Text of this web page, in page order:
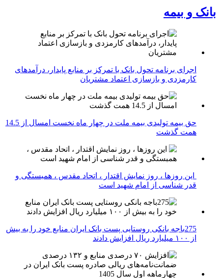
بانک و بیمه
اجرای برنامه تحول بانک با تمرکز بر منابع پایدار، درآمدهای
کارمزدی و بازسازی اعتماد مشتریان
حق بیمه تولیدی بیمه ملت در چهار ماه نخست امسال از 14.5
همت گذشت
این روزها ، روز نمایش اقتدار ، اتحاد مقدس ، همبستگی و
قدر شناسی از امام شهید است
275باجه بانکی روستایی پست بانک ایران منابع خود را به بیش
از ۱۰۰ میلیارد ریال افزایش دادند